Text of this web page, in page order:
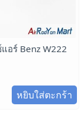
อร์ Benz W222
หยิบใส่ตะกร้า